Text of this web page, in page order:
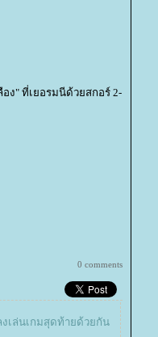
ง" ที่เยอรมนีด้วยสกอร์ 2-
0 comments
งเล่นเกมสุดท้ายด้วยกัน